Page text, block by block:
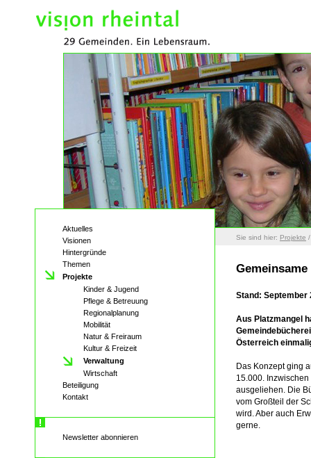
Sie sind hier: Projekte
Aktuelles
Visionen
Hintergründe
Themen
Projekte
Kinder & Jugend
Pflege & Betreuung
Regionalplanung
Mobilität
Natur & Freiraum
Kultur & Freizeit
Verwaltung
Wirtschaft
Beteiligung
Kontakt
Newsletter abonnieren
Stand: September
Aus Platzmangel
Österreich
Das Konzept ging
15.000.
ausgeliehen. Die
vom Großteil der
wird. Aber auch
gerne.